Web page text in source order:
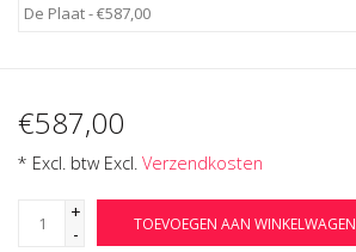
€587,00
* Excl. btw Excl. Verzendkosten
+
-
TOEVOEGEN AAN WINKELWAGEN